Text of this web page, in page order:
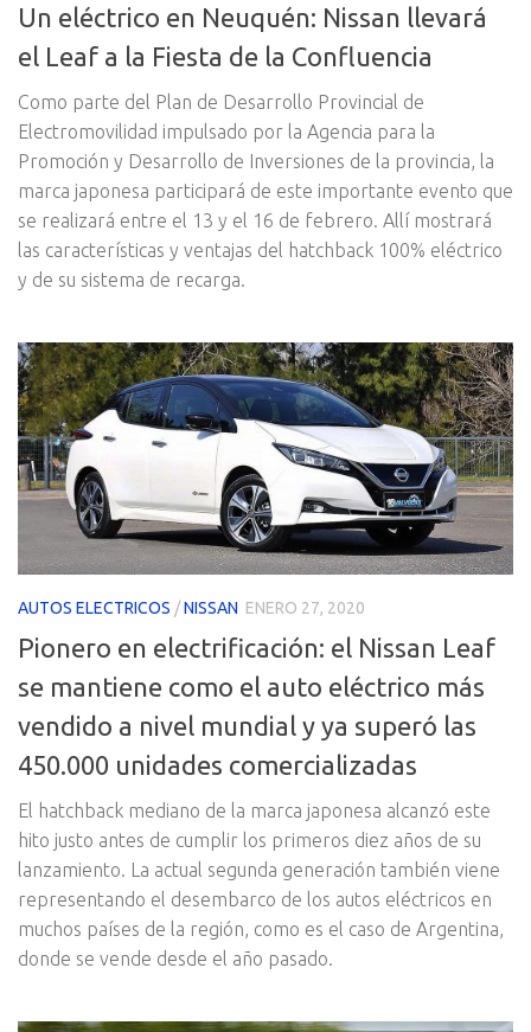
Un eléctrico en Neuquén: Nissan llevará
el Leaf a la Fiesta de la Confluencia
Como parte del Plan de Desarrollo Provincial de
Electromovilidad impulsado por la Agencia para la
Promoción y Desarrollo de Inversiones de la provincia, la
marca japonesa participará de este importante evento que
se realizará entre el 13 y el 16 de febrero. Allí mostrará
las características y ventajas del hatchback 100% eléctrico
y de su sistema de recarga.
AUTOS ELECTRICOS /NISSAN ENERO 27, 2020
Pionero en electrificación: el Nissan Leaf
se mantiene como el auto eléctrico más
vendido a nivel mundial y ya superó las
450.000 unidades comercializadas
El hatchback mediano de la marca japonesa alcanzó este
hito justo antes de cumplir los primeros diez años de su
lanzamiento. La actual segunda generación también viene
representando el desembarco de los autos eléctricos en
muchos países de la región, como es el caso de Argentina,
donde se vende desde el año pasado.